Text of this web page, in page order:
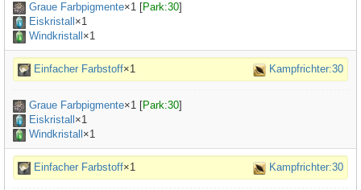
Graue Farbpigmente×1 [Park:30]
Eiskristall ×1
Windkristall ×1
Einfacher Farbstoff×1 Kampfrichter:30
Graue Farbpigmente×1 [Park:30]
Eiskristall ×1
Windkristall ×1
Einfacher Farbstoff×1 Kampfrichter:30